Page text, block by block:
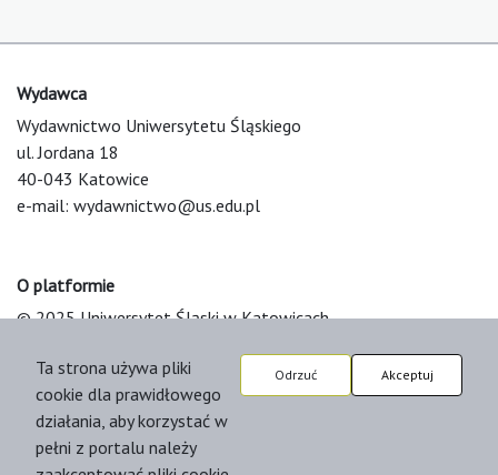
Wydawca
Wydawnictwo Uniwersytetu Śląskiego
ul. Jordana 18
40-043 Katowice
e-mail: wydawnictwo@us.edu.pl
O platformie
© 2025 Uniwersytet Śląski w Katowicach
Platform & Workflow by OJS/PKP
Ta strona używa pliki
cookie dla prawidłowego
działania, aby korzystać w
pełni z portalu należy
Odrzuć Akceptuj